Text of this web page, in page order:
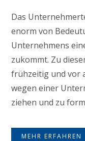
Das
enorm von
Unternehmens
zukommt. Zu
frühzeitig und vor
wegen einer
ziehen und zu
MEHR ERFAHREN